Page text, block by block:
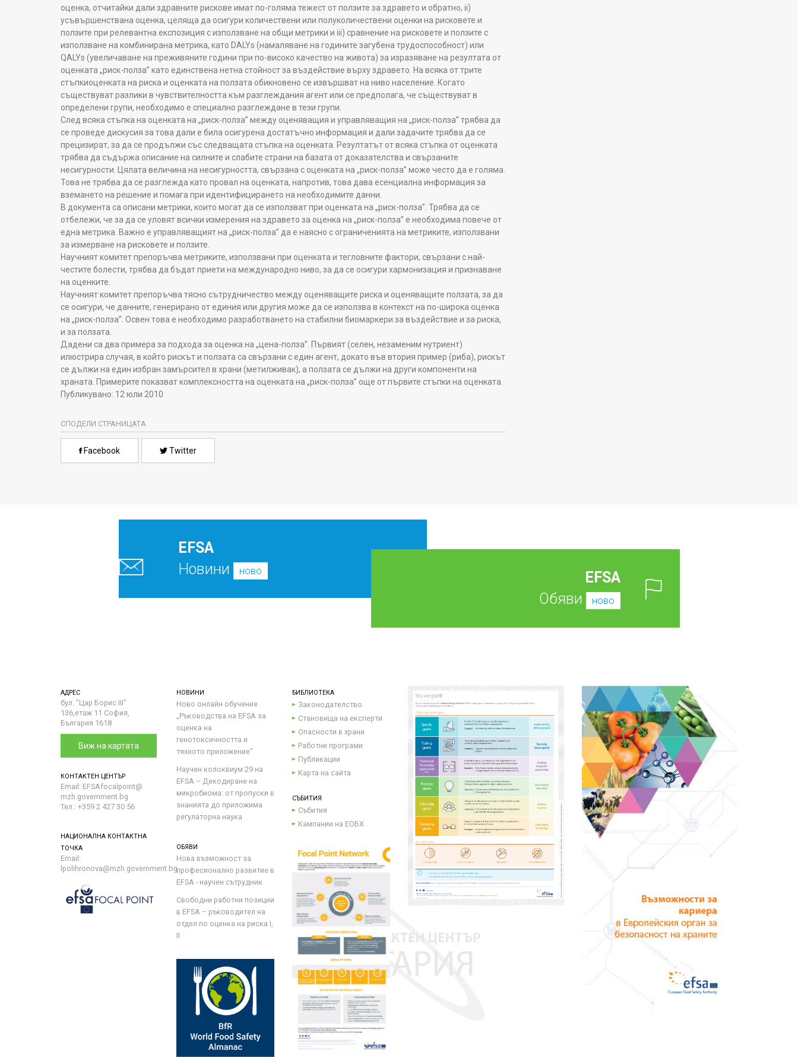
оценка, отчитайки дали здравните рискове имат по-голяма тежест от ползите за здравето и обратно, ii)
усъвършенствана оценка, целяща да осигури количествени или полуколичествени оценки на рисковете и
ползите при релевантна експозиция с използване на общи метрики и iii) сравнение на рисковете и ползите с
използване на комбинирана метрика, като DALYs (намаляване на годините загубена трудоспособност) или
QALYs (увеличаване на преживяните години при по-високо качество на живота) за изразяване на резултата от
оценката „риск-полза” като единствена нетна стойност за въздействие върху здравето. На всяка от трите
стъпкиоценката на риска и оценката на ползата обикновено се извършват на ниво население. Когато
съществуват разлики в чувствителността към разглеждания агент или се предполага, че съществуват в
определени групи, необходимо е специално разглеждане в тези групи.
След всяка стъпка на оценката на „риск-полза” между оценяващия и управляващия на „риск-полза” трябва да
се проведе дискусия за това дали е била осигурена достатъчно информация и дали задачите трябва да се
прецизират, за да се продължи със следващата стъпка на оценката. Резултатът от всяка стъпка от оценката
трябва да съдържа описание на силните и слабите страни на базата от доказателства и свързаните
несигурности. Цялата величина на несигурността, свързана с оценката на „риск-полза” може често да е голяма.
Това не трябва да се разглежда като провал на оценката, напротив, това дава есенциална информация за
вземането на решение и помага при идентифицирането на необходимите данни.
В документа са описани метрики, които могат да се използват при оценката на „риск-полза”. Трябва да се
отбележи, че за да се уловят всички измерения на здравето за оценка на „риск-полза” е необходима повече от
една метрика. Важно е управляващият на „риск-полза” да е наясно с ограниченията на метриките, използвани
за измерване на рисковете и ползите.
Научният комитет препоръчва метриките, използвани при оценката и тегловните фактори, свързани с най-
честите болести, трябва да бъдат приети на международно ниво, за да се осигури хармонизация и признаване
на оценките.
Научният комитет препоръчва тясно сътрудничество между оценяващите риска и оценяващите ползата, за да
се осигури, че данните, генерирано от единия или другия може да се използва в контекст на по-широка оценка
на „риск-полза”. Освен това е необходимо разработването на стабилни биомаркери за въздействие и за риска,
и за ползата.
Дадени са два примера за подхода за оценка на „цена-полза”. Първият (селен, незаменим нутриент)
илюстрира случая, в който рискът и ползата са свързани с един агент, докато във втория пример (риба), рискът
се дължи на един избран замърсител в храни (метилживак), а ползата се дължи на други компоненти на
храната. Примерите показват комплексността на оценката на „риск-полза” още от първите стъпки на оценката.
Публикувано: 12 юли 2010
СПОДЕЛИ СТРАНИЦАТА
Facebook Twitter
EFSA
Новини
ново
EFSA
Обяви
ново
АДРЕС
бул. "Цар Борис III"
136,етаж 11 София,
България 1618
Виж на картата
КОНТАКТЕН ЦЕНТЪР
Email: EFSAfocalpoint@
mzh.government.bg
Тел.: +359 2 427 30 56
НАЦИОНАЛНА КОНТАКТНА
ТОЧКА
Email:
lpolihronova@mzh.government.bg
НОВИНИ
Ново онлайн обучение
„Ръководства на ЕFSA за
оценка на
генотоксичността и
тяхното приложение“
Научен колоквиум 29 на
EFSA – Декодиране на
микробиома: от пропуски в
знанията до приложима
регулаторна наука
ОБЯВИ
Нова възможност за
професионално развитие в
EFSA - научен сътрудник
Свободни работни позиции
в EFSA – ръководител на
отдел по оценка на риска I,
II
БИБЛИОТЕКА
Законодателство
Становища на експерти
Опасности в храни
Работни програми
Публикации
Карта на сайта
СЪБИТИЯ
Събития
Кампании на ЕОБХ